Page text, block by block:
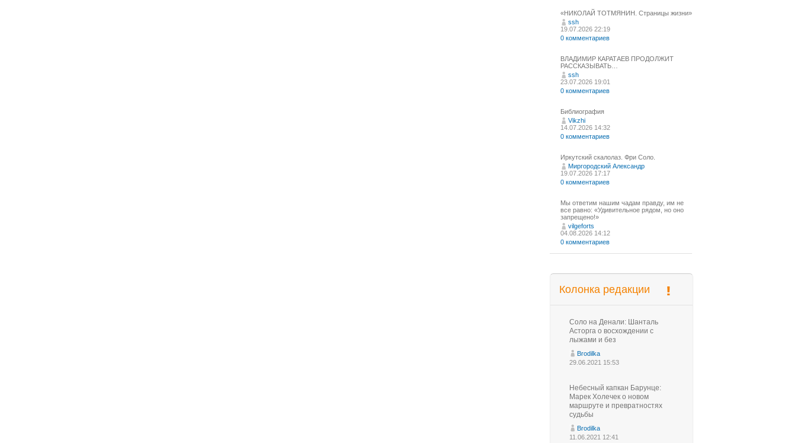
«НИКОЛАЙ ТОТМЯНИН. Страницы жизни»
ssh
19.07.2026 22:19
0 комментариев
ВЛАДИМИР КАРАТАЕВ ПРОДОЛЖИТ
РАССКАЗЫВАТЬ…
ssh
23.07.2026 19:01
0 комментариев
Библиография
Vikzhi
14.07.2026 14:32
0 комментариев
Иркутский скалолаз. Фри Соло.
Миргородский Александр
19.07.2026 17:17
0 комментариев
Мы ответим нашим чадам правду, им не
все равно: «Удивительное рядом, но оно
запрещено!»
vilgeforts
04.08.2026 14:12
0 комментариев
Колонка редакции
Соло на Денали: Шанталь
Асторга о восхождении с
лыжами и без
Brodilka
29.06.2021 15:53
Небесный капкан Барунце:
Марек Холечек о новом
маршруте и превратностях
судьбы
Brodilka
11.06.2021 12:41